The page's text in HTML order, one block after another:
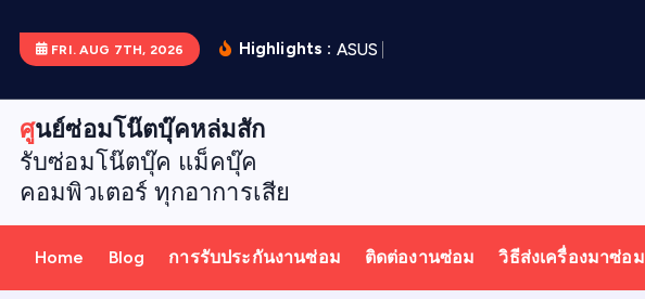
p
FRI. AUG 7TH, 2026 Highlights : ASUS
ศูนย์ซ่อมโน๊ตบุ๊คหล่มสัก
รับซ่อมโน๊ตบุ๊ค แม็คบุ๊ค
คอมพิวเตอร์ ทุกอาการเสีย
Home Blog การรับประกันงานซ่อม ติดต่องานซ่อม วิธีส่งเครื่องมาซ่อม